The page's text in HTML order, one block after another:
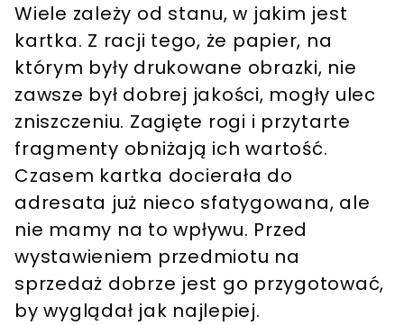
Wiele zależy od stanu, w jakim jest
kartka. Z racji tego, że papier, na
którym były drukowane obrazki, nie
zawsze był dobrej jakości, mogły ulec
zniszczeniu. Zagięte rogi i przytarte
fragmenty obniżają ich wartość.
Czasem kartka docierała do
adresata już nieco sfatygowana, ale
nie mamy na to wpływu. Przed
wystawieniem przedmiotu na
sprzedaż dobrze jest go przygotować,
by wyglądał jak najlepiej.